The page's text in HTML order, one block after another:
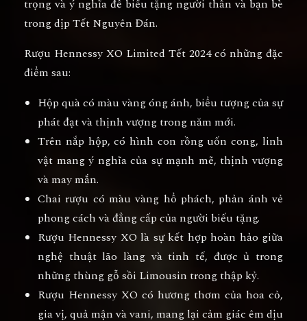
trọng và ý nghĩa để biếu tặng người thân và bạn bè
trong dịp Tết Nguyên Đán.
Rượu Hennessy XO Limited Tết 2024 có những đặc
điểm sau:
Hộp quà có màu vàng óng ánh, biểu tượng của sự
phát đạt và thịnh vượng trong năm mới.
Trên nắp hộp, có hình con rồng uốn cong, linh
vật mang ý nghĩa của sự mạnh mẽ, thịnh vượng
và may mắn.
Chai rượu có màu vàng hổ phách, phản ánh vẻ
phong cách và đẳng cấp của người biếu tặng.
Rượu Hennessy XO là sự kết hợp hoàn hảo giữa
nghệ thuật lão làng và tinh tế, được ủ trong
những thùng gỗ sồi Limousin trong thập kỷ.
Rượu Hennessy XO có hương thơm của hoa cỏ,
gia vị, quả mận và vani, mang lại cảm giác êm dịu